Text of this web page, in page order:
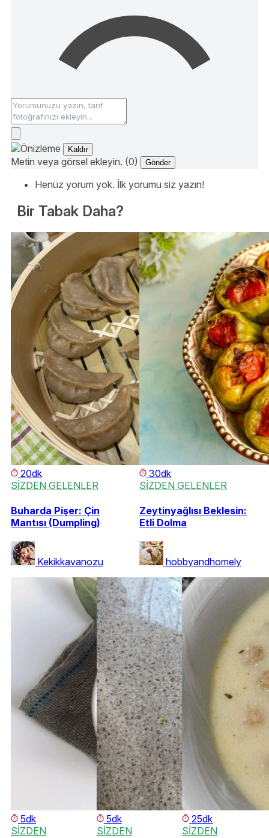
Kaldır
Metin veya görsel ekleyin. (0) Gönder
Henüz yorum yok. İlk yorumu siz yazın!
Bir Tabak Daha?
20dk
SİZDEN GELENLER
Buharda Pişer: Çin
Mantısı (Dumpling)
Kekikkavanozu
30dk
SİZDEN GELENLER
Zeytinyağlısı Beklesin:
Etli Dolma
hobbyandhomely
5dk
SİZDEN
5dk
SİZDEN
25dk
SİZDEN